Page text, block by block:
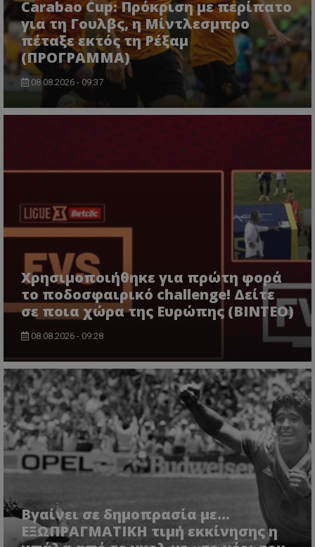
Carabao Cup: Πρόκριση με περίπατο
για τη Γουλβς, η Μίντλεσμπρο
πέταξε εκτός τη Ρέξαμ
(ΠΡΟΓΡΑΜΜΑ)
08.08.2026 - 09:37
Χρησιμοποιήθηκε για πρώτη φορά
το ποδοσφαιρικό challenge! Δείτε
σε ποια χώρα της Ευρώπης (ΒΙΝΤΕΟ)
08.08.2026 - 09:28
Βγαίνει σε δημοπρασία με...
ΕΞΩΠΡΑΓΜΑΤΙΚΗ τιμή εκκίνησης η